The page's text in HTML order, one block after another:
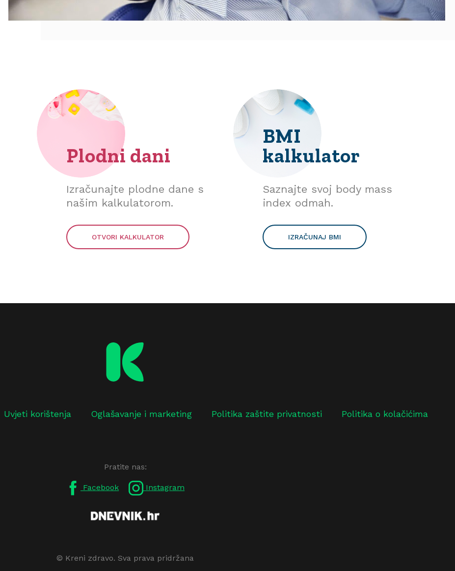
Plodni dani
Izračunajte plodne dane s
našim kalkulatorom.
OTVORI KALKULATOR
BMI
kalkulator
Saznajte svoj body mass
index odmah.
IZRAČUNAJ BMI
Uvjeti korištenja Oglašavanje i marketing Politika zaštite privatnosti Politika o kolačićima
Pratite nas:
Facebook Instagram
© Kreni zdravo. Sva prava pridržana